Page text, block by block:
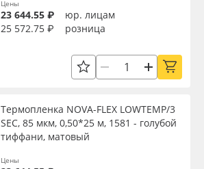
Цены
23 644.55 ₽
юр. лицам
25 572.75 ₽
розница
Термопленка NOVA-FLEX LOWTEMP/3
SEC, 85 мкм, 0,50*25 м, 1581 - голубой
тиффани, матовый
Цены